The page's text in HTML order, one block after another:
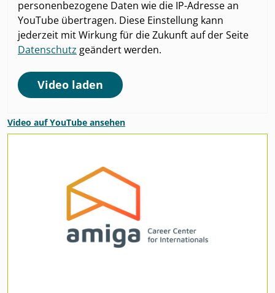
personenbezogene Daten wie die IP-Adresse an
YouTube übertragen. Diese Einstellung kann
jederzeit mit Wirkung für die Zukunft auf der Seite
Datenschutz geändert werden.
Video laden
Video auf YouTube ansehen